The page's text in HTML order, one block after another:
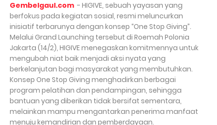
Gembelgaul.com - HIGIVE, sebuah yayasan yang
berfokus pada kegiatan sosial, resmi meluncurkan
inisiatif terbarunya dengan konsep “One Stop Giving”.
Melalui Grand Launching tersebut di Roemah Polonia
Jakarta (14/2), HIGIVE menegaskan komitmennya untuk
mengubah niat baik menjadi aksi nyata yang
berkelanjutan bagi masyarakat yang membutuhkan.
Konsep One Stop Giving menghadirkan berbagai
program pelatihan dan pendampingan, sehingga
bantuan yang diberikan tidak bersifat sementara,
melainkan mampu mengantarkan penerima manfaat
menuju kemandirian dan pemberdayaan.